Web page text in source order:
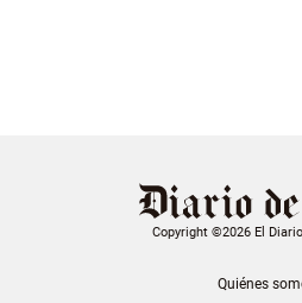
Copyright ©2026 El
Quiénes